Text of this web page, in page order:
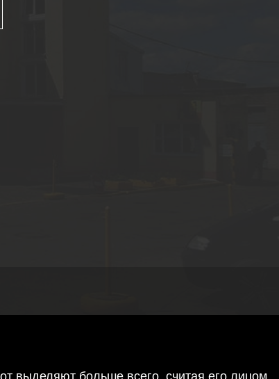
выделяют больше всего, считая его лицом